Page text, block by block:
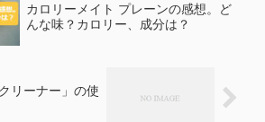
カロリーメイト プレーンの感想。ど
んな味？カロリー、成分は？
リーナー」の使